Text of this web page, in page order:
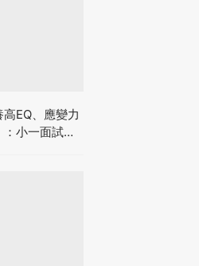
EQ、應變力
小一面試最